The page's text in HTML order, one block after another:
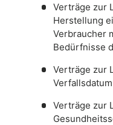
Verträge zur
Herstellung
Verbraucher
Bedürfnisse
Verträge zur
Verträge zur